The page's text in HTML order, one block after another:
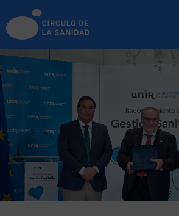
ARTÍCULOS
BLOG
PUBLICACIONES
NOTICIAS
EMPRESAS
SOCIOS
ENLACES